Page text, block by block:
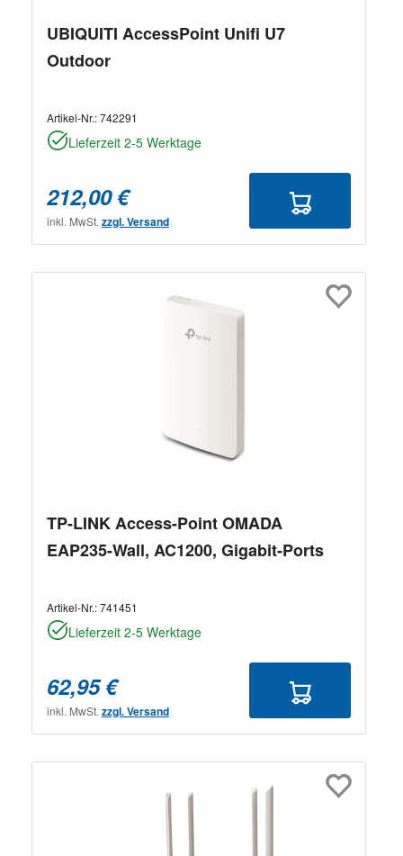
UBIQUITI AccessPoint Unifi U7
Outdoor
Artikel-Nr.:742291
Lieferzeit 2-5 Werktage
212,00 €
inkl. MwSt. zzgl. Versand
TP-LINK Access-Point OMADA
EAP235-Wall, AC1200, Gigabit-Ports
Artikel-Nr.:741451
Lieferzeit 2-5 Werktage
62,95 €
inkl. MwSt. zzgl. Versand